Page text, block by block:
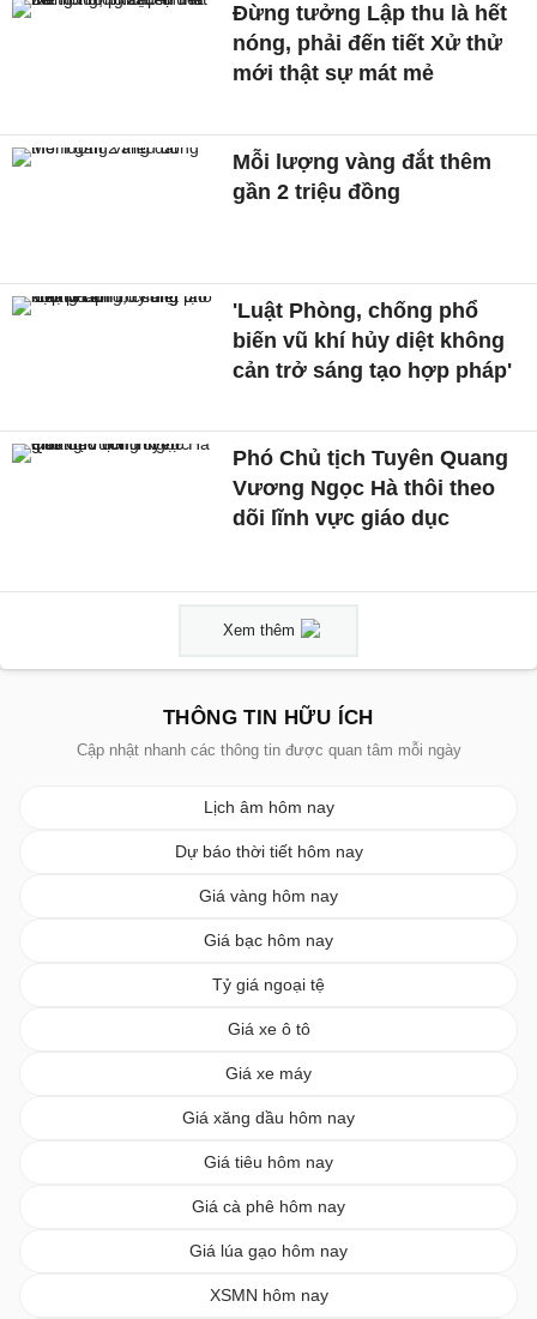
Đừng tưởng Lập thu là hết
nóng, phải đến tiết Xử thử
mới thật sự mát mẻ
Mỗi lượng vàng đắt thêm
gần 2 triệu đồng
'Luật Phòng, chống phổ
biến vũ khí hủy diệt không
cản trở sáng tạo hợp pháp'
Phó Chủ tịch Tuyên Quang
Vương Ngọc Hà thôi theo
dõi lĩnh vực giáo dục
Xem thêm
THÔNG TIN HỮU ÍCH
Cập nhật nhanh các thông tin được quan tâm mỗi ngày
Lịch âm hôm nay
Dự báo thời tiết hôm nay
Giá vàng hôm nay
Giá bạc hôm nay
Tỷ giá ngoại tệ
Giá xe ô tô
Giá xe máy
Giá xăng dầu hôm nay
Giá tiêu hôm nay
Giá cà phê hôm nay
Giá lúa gạo hôm nay
XSMN hôm nay